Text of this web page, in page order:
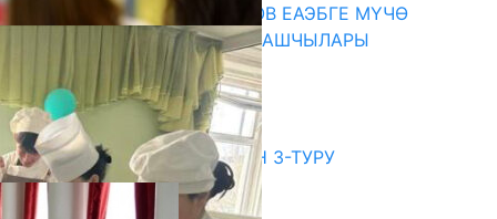
ПРЕЗИДЕНТ САДЫР ЖАПАРОВ ЕАЭБГЕ МҮЧӨ
МАМЛЕКЕТТЕРДИН ӨКМӨТ БАШЧЫЛАРЫ
МЕНЕН ЖОЛУГУШТУ
07.08.2026
ЖОЖДОРГО КАБЫЛ АЛУУНУН 3-ТУРУ
БАШТАЛДЫ
27.07.2026